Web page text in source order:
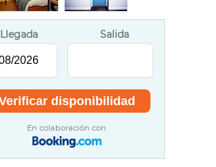
Llegada Salida
En colaboración con